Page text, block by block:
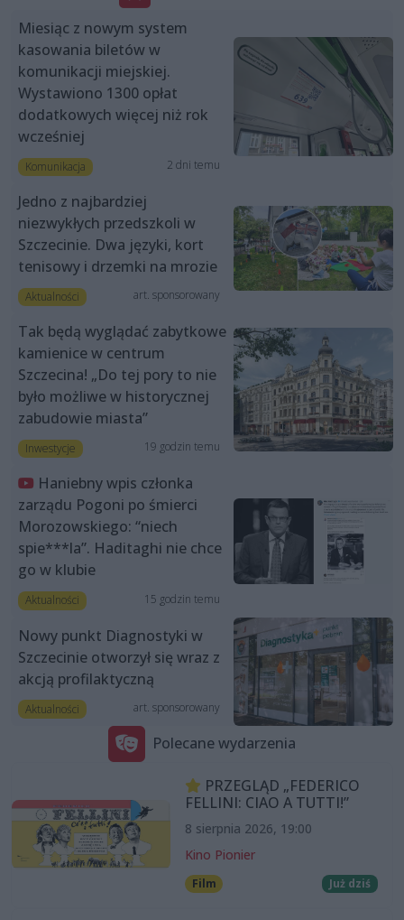
Miesiąc z nowym system
kasowania biletów w
komunikacji miejskiej.
Wystawiono 1300 opłat
dodatkowych więcej niż rok
wcześniej
Komunikacja 2 dni temu
Jedno z najbardziej
niezwykłych przedszkoli w
Szczecinie. Dwa języki, kort
tenisowy i drzemki na mrozie
Aktualności art. sponsorowany
Tak będą wyglądać zabytkowe
kamienice w centrum
Szczecina! „Do tej pory to nie
było możliwe w historycznej
zabudowie miasta”
Inwestycje 19 godzin temu
Haniebny wpis członka
zarządu Pogoni po śmierci
Morozowskiego: “niech
spie***la”. Haditaghi nie chce
go w klubie
Aktualności 15 godzin temu
Nowy punkt Diagnostyki w
Szczecinie otworzył się wraz z
akcją profilaktyczną
Aktualności art. sponsorowany
Polecane wydarzenia
PRZEGLĄD „FEDERICO
FELLINI: CIAO A TUTTI!”
8 sierpnia 2026, 19:00
Kino Pionier
Film Już dziś